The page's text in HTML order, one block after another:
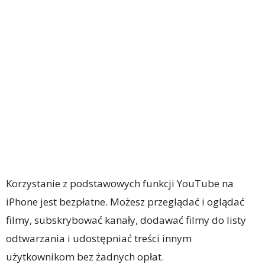
Korzystanie z podstawowych funkcji YouTube na
iPhone jest bezpłatne. Możesz przeglądać i oglądać
filmy, subskrybować kanały, dodawać filmy do listy
odtwarzania i udostępniać treści innym
użytkownikom bez żadnych opłat.